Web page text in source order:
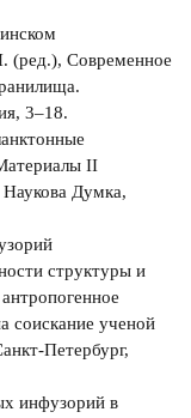
(ред.), Современное
3–18.
II
Наукова Думка,
структуры и
соискание ученой
Петербург,
инфузорий в